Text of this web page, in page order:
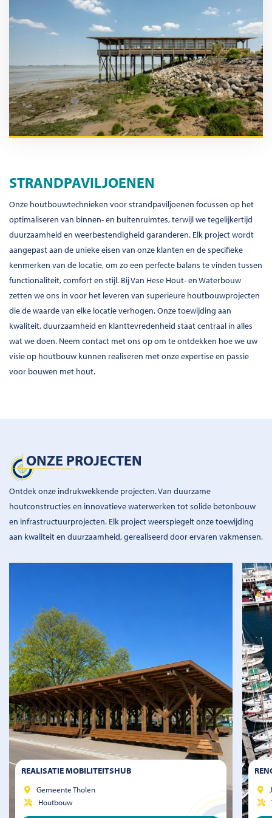
STRANDPAVILJOENEN
Onze houtbouwtechnieken voor strandpaviljoenen focussen op het
optimaliseren van binnen- en buitenruimtes, terwijl we tegelijkertijd
duurzaamheid en weerbestendigheid garanderen. Elk project wordt
aangepast aan de unieke eisen van onze klanten en de specifieke
kenmerken van de locatie, om zo een perfecte balans te vinden tussen
functionaliteit, comfort en stijl. Bij Van Hese Hout- en Waterbouw
zetten we ons in voor het leveren van superieure houtbouwprojecten
die de waarde van elke locatie verhogen. Onze toewijding aan
kwaliteit, duurzaamheid en klanttevredenheid staat centraal in alles
wat we doen. Neem contact met ons op om te ontdekken hoe we uw
visie op houtbouw kunnen realiseren met onze expertise en passie
voor bouwen met hout.
ONZE PROJECTEN
Ontdek onze indrukwekkende projecten. Van duurzame
houtconstructies en innovatieve waterwerken tot solide betonbouw
en infrastructuurprojecten. Elk project weerspiegelt onze toewijding
aan kwaliteit en duurzaamheid, gerealiseerd door ervaren vakmensen.
REALISATIE MOBILITEITSHUB
Gemeente Tholen
Houtbouw